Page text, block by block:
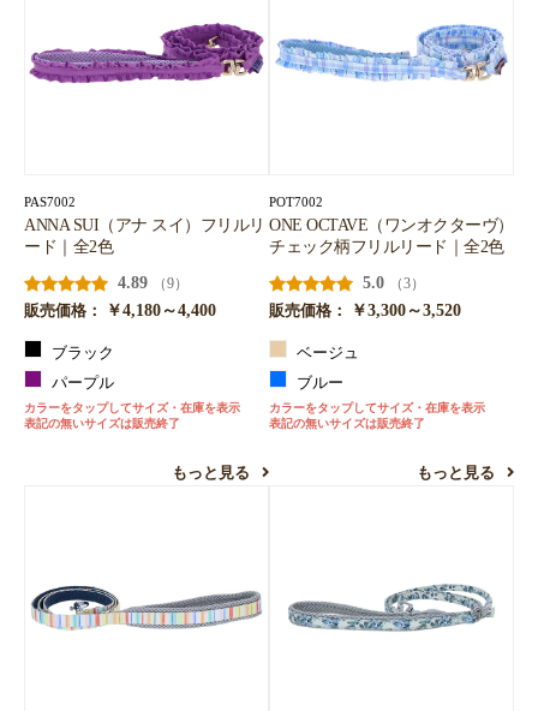
PAS7002
ANNA SUI（アナ スイ）フリルリ
ード｜全2色
4.89
（9）
販売価格：
￥4,180～4,400
ブラック
パープル
カラーをタップしてサイズ・在庫を表示
表記の無いサイズは販売終了
もっと見る
POT7002
ONE OCTAVE（ワンオクターヴ）
チェック柄フリルリード｜全2色
5.0
（3）
販売価格：
￥3,300～3,520
ベージュ
ブルー
カラーをタップしてサイズ・在庫を表示
表記の無いサイズは販売終了
もっと見る
お買い物を続ける カートへ進む